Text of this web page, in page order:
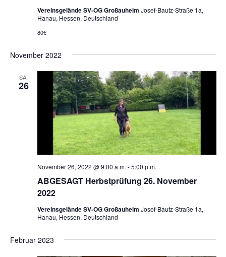
Vereinsgelände SV-OG Großauheim Josef-Bautz-Straße 1a,
Hanau, Hessen, Deutschland
80€
November 2022
SA.
26
ABGESAGT Herbstprüfung 26. November
2022
November 26, 2022 @ 9:00 a.m. -5:00 p.m.
Vereinsgelände SV-OG Großauheim Josef-Bautz-Straße 1a,
Hanau, Hessen, Deutschland
Februar 2023